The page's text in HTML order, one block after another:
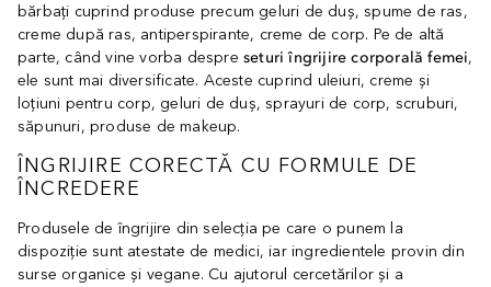
bărbați cuprind produse precum geluri de duș, spume de ras,
creme după ras, antiperspirante, creme de corp. Pe de altă
parte, când vine vorba despre seturi îngrijire corporală femei,
ele sunt mai diversificate. Aceste cuprind uleiuri, creme și
loțiuni pentru corp, geluri de duș, sprayuri de corp, scruburi,
săpunuri, produse de makeup.
ÎNGRIJIRE CORECTĂ CU FORMULE DE
ÎNCREDERE
Produsele de îngrijire din selecția pe care o punem la
dispoziție sunt atestate de medici, iar ingredientele provin din
surse organice și vegane. Cu ajutorul cercetărilor și a